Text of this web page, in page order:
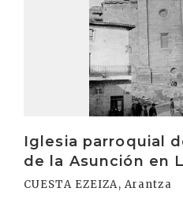
Iglesia parroquial
de la Asunción en
CUESTA EZEIZA, Arantza